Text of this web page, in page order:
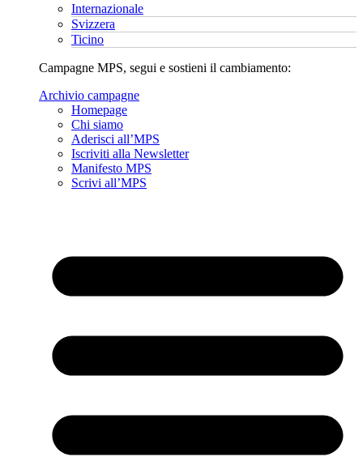
Internazionale
Svizzera
Ticino
Campagne MPS, segui e sostieni il cambiamento:
Archivio campagne
Homepage
Chi siamo
Aderisci all’MPS
Iscriviti alla Newsletter
Manifesto MPS
Scrivi all’MPS